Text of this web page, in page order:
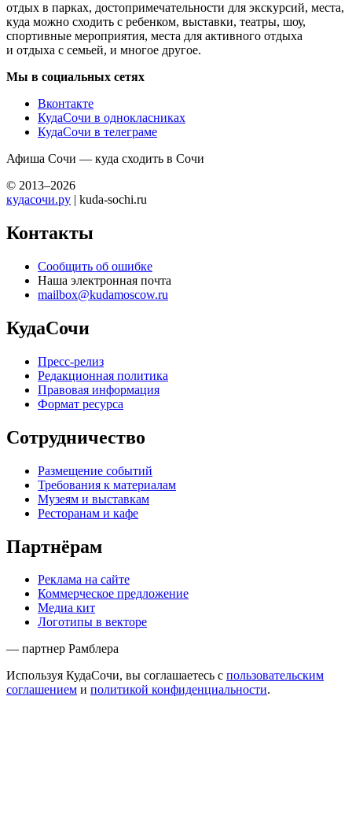
отдых в парках, достопримечательности для экскурсий, места,
куда можно сходить с ребенком, выставки, театры, шоу,
спортивные мероприятия, места для активного отдыха
и отдыха с семьей, и многое другое.
Мы в социальных сетях
Вконтакте
КудаСочи в однокласниках
КудаСочи в телеграме
Афиша Сочи — куда сходить в Сочи
© 2013–2026
кудасочи.ру | kuda-sochi.ru
Контакты
Сообщить об ошибке
Наша электронная почта
mailbox@kudamoscow.ru
КудаСочи
Пресс-релиз
Редакционная политика
Правовая информация
Формат ресурса
Сотрудничество
Размещение событий
Требования к материалам
Музеям и выставкам
Ресторанам и кафе
Партнёрам
Реклама на сайте
Коммерческое предложение
Медиа кит
Логотипы в векторе
— партнер Рамблера
Используя КудаСочи, вы соглашаетесь с пользовательским
соглашением и политикой конфиденциальности.